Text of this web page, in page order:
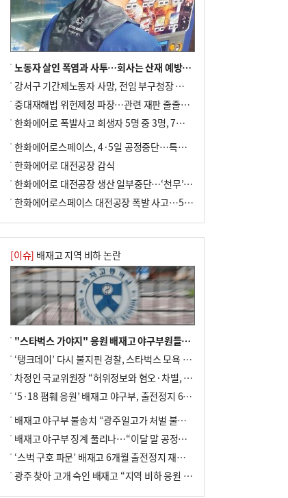
노동자 살인 폭염과 사투…회사는 산재 예방·전기료 절감 전력
강서구 기간제노동자 사망, 전임 부구청장 檢 송치
중대재해법 위헌제청 파장…관련 재판 줄줄이 브레이크
한화에어로 폭발사고 희생자 5명 중 3명, 7일 영면
한화에어로스페이스, 4·5일 공정중단…특별 안전점검
한화에어로 대전공장 감식
한화에어로 대전공장 생산 일부중단…‘천무’ 수출 비상
한화에어로스페이스 대전공장 폭발 사고…5명 사망·2명 부상(종합)
[이슈] 배재고 지역 비하 논란
"스타벅스 가야지" 응원 배재고 야구부원들, 학교서 징계 처분
‘탱크데이’ 다시 불지핀 경찰, 스타벅스 모욕 혐의 압수수색
차정인 국교위원장 “허위정보와 혐오·차별, 학교 교실까지 유입"
‘5·18 폄훼 응원’ 배재고 야구부, 출전정지 6개월→1개월 감경
배재고 야구부 불송치 “광주일고가 처벌 불원 의사 표해”
배재고 야구부 징계 풀리나…“이달 말 공정위서 재심의”
‘스벅 구호 파문’ 배재고 6개월 출전정지 재심 신청키로
광주 찾아 고개 숙인 배재고 “지역 비하 응원 잘못”(종합)